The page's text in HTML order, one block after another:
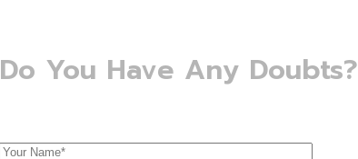
Do You Have Any Doubts?